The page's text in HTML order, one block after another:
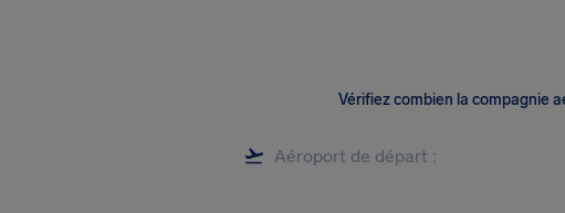
Vérifiez combien la compagnie